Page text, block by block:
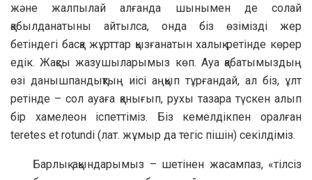
және жалпылай алғанда шынымен де солай
қабылданатыны айтылса, онда біз өзімізді жер
бетіндегі басқа жұрттар қызғанатын халық ретінде көрер
едік. Жақсы жазушыларымыз көп. Ауа қабатымыздың
өзі данышпандықтың иісі аңқып тұрғандай, ал біз, ұлт
ретінде – сол ауаға қанығып, рухы тазара түскен алып
бір хамелеон іспеттіміз. Біз кемелдікпен оралған
teretes et rotundi (лат. жұмыр да тегіс пішін) секілдіміз.
Барлық ақындарымыз – шетінен жасампаз, «тілсіз